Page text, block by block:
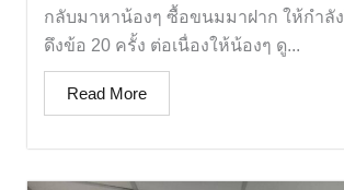
กลับมาหาน้องๆ ซื้อขนมมาฝาก ให้กำลั
ดึงข้อ 20 ครั้ง ต่อเนื่องให้น้องๆ ดู...
Read More